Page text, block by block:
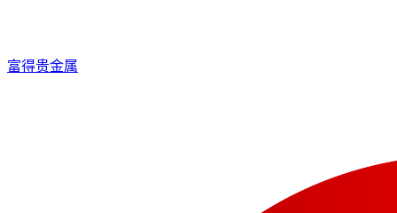
富得贵金属